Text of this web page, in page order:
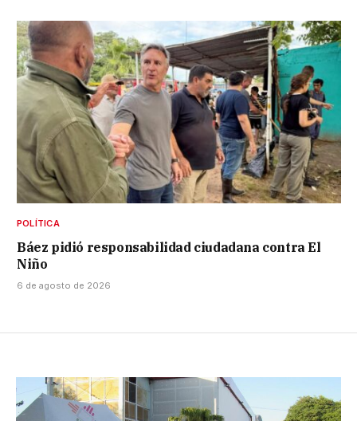
POLÍTICA
Báez pidió responsabilidad ciudadana contra El
Niño
6 de agosto de 2026